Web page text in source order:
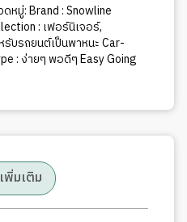
ดหมู่:Brand : Snowline
: เฟอร์นิเจอร์,
บรถยนต์เป็นพาหนะ Car-
: ง่ายๆ พอดีๆ Easy Going
พิ่มเติม